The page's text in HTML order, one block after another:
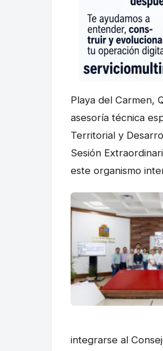
Playa del Carmen,
asesoría técnica
Territorial y
Sesión
este organismo
integrarse al